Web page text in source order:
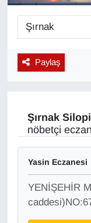
Paylaş
Şırnak Silopi
nöbetçi
Yasin Eczanesi
YENİŞEHİR
Diğer
DÜNYA
EKONOMİ
Eleman
En çok